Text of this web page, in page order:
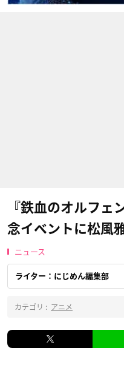
『鉄血のオルフェ
念イベントに松風
ニュース
ライター：にじめん編集部
カテゴリ : アニメ